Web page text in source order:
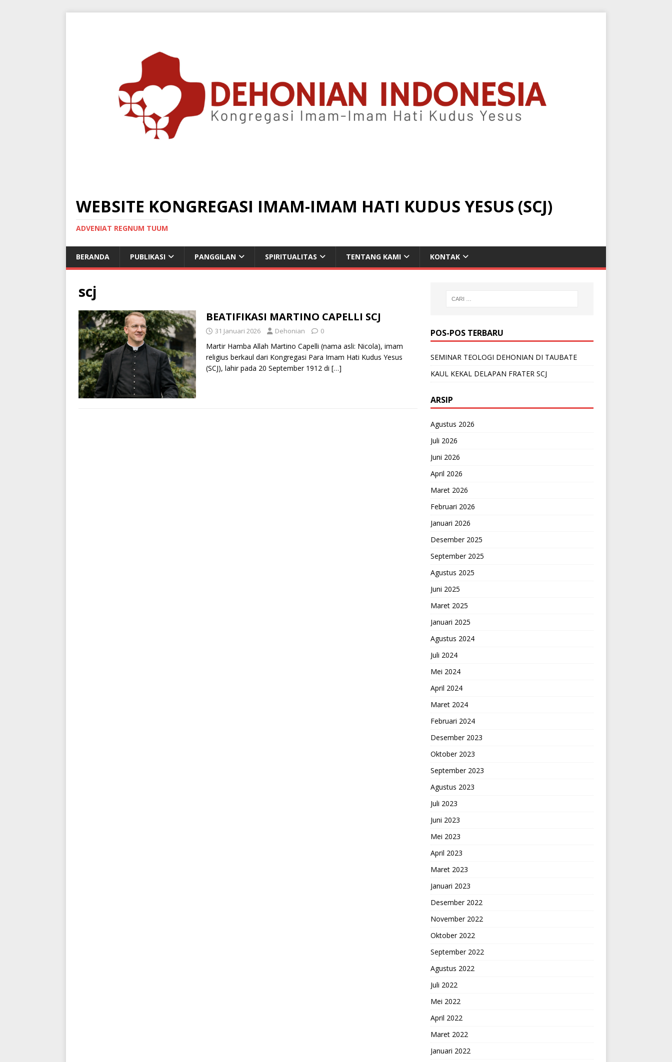
WEBSITE KONGREGASI IMAM-IMAM HATI KUDUS YESUS (SCJ)
ADVENIAT REGNUM TUUM
BERANDA PUBLIKASI PANGGILAN SPIRITUALITAS TENTANG KAMI KONTAK
scj
BEATIFIKASI MARTINO CAPELLI SCJ
31 Januari 2026 Dehonian 0
Martir Hamba Allah Martino Capelli (nama asli: Nicola), imam
religius berkaul dari Kongregasi Para Imam Hati Kudus Yesus
(SCJ), lahir pada 20 September 1912 di […]
POS-POS TERBARU
SEMINAR TEOLOGI DEHONIAN DI TAUBATE
KAUL KEKAL DELAPAN FRATER SCJ
ARSIP
Agustus 2026
Juli 2026
Juni 2026
April 2026
Maret 2026
Februari 2026
Januari 2026
Desember 2025
September 2025
Agustus 2025
Juni 2025
Maret 2025
Januari 2025
Agustus 2024
Juli 2024
Mei 2024
April 2024
Maret 2024
Februari 2024
Desember 2023
Oktober 2023
September 2023
Agustus 2023
Juli 2023
Juni 2023
Mei 2023
April 2023
Maret 2023
Januari 2023
Desember 2022
November 2022
Oktober 2022
September 2022
Agustus 2022
Juli 2022
Mei 2022
April 2022
Maret 2022
Januari 2022